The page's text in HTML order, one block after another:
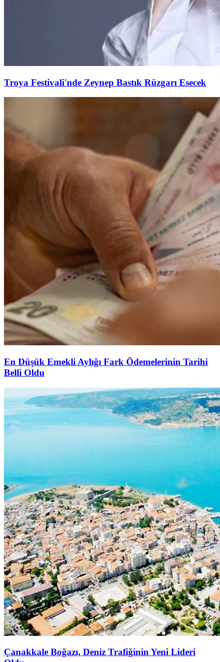
Troya Festivali'nde Zeynep Bastık Rüzgarı Esecek
En Düşük Emekli Aylığı Fark Ödemelerinin Tarihi
Belli Oldu
Çanakkale Boğazı, Deniz Trafiğinin Yeni Lideri